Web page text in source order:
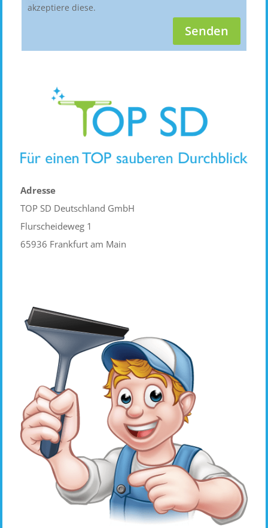
akzeptiere diese.
Senden
Adresse
TOP SD Deutschland GmbH
Flurscheideweg 1
65936 Frankfurt am Main